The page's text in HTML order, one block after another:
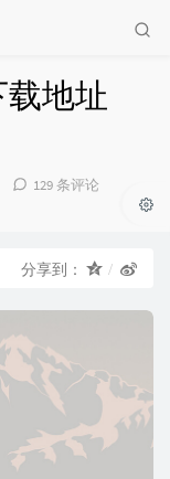
载地址
129 条评论
分享到：